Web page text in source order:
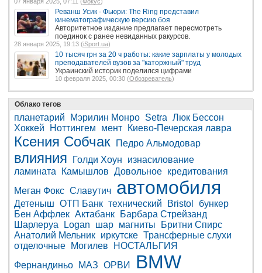
Реванш Усик - Фьюри: The Ring представил
кинематографическую версию боя
Авторитетное издание предлагает пересмотреть
поединок с ранее невиданных ракурсов.
28 января 2025, 19:13 (iSport.ua)
10 тысяч грн за 20 ч работы: какие зарплаты у молодых
преподавателей вузов за "каторжный" труд
Украинский историк поделился цифрами
10 февраля 2025, 00:30 (Обозреватель)
Облако тегов
планетарий Мэрилин Монро Setra Люк Бессон
Хоккей
Ноттингем мент Киево-Печерская лавра
Ксения Собчак Педро Альмодовар
влияния Голди Хоун
изнасилование
ламината
Камышлов Довольное кредитования
Меган Фокс Славутич автомобиля
Детеныш ОТП Банк технический Bristol
бункер
Бен Аффлек Актабанк
Барбара Стрейзанд
Шарлеруа
Logan шар магниты
Бритни Спирс
Анатолий Мельник иркутске Трансферные слухи
отделочные
Могилев
НОСТАЛЬГИЯ
Фернандиньо
МАЗ ОРВИ BMW